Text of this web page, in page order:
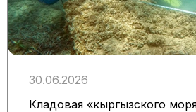
30.06.2026
Кладовая «кыргызского